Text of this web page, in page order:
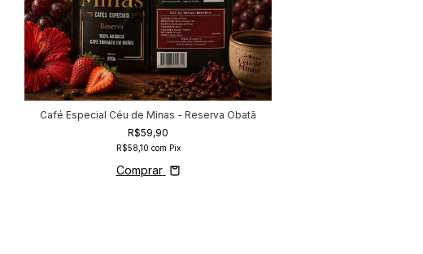
Café Especial Céu de Minas - Reserva Obatã
R$59,90
R$58,10 com Pix
Comprar